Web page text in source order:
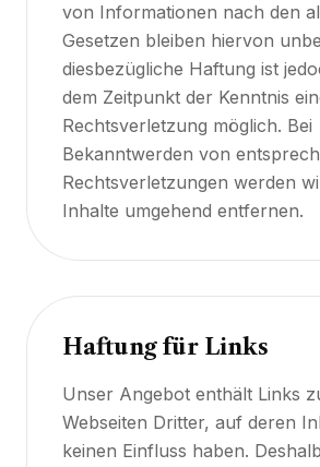
von Informationen nach den
Gesetzen bleiben hiervon
diesbezügliche Haftung ist
dem Zeitpunkt der Kenntnis
Rechtsverletzung möglich. Bei
Bekanntwerden von
Rechtsverletzungen werden
Inhalte umgehend entfernen.
Haftung für Links
Unser Angebot enthält Links
Webseiten Dritter, auf deren
keinen Einfluss haben.